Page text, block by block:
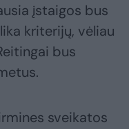
įstaigos bus
kriterijų, vėliau
bus
sveikatos